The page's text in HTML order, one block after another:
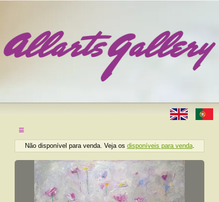
≡
Não disponível para venda. Veja os disponíveis para venda.